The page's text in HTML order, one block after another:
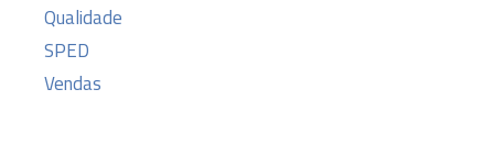
Qualidade
SPED
Vendas